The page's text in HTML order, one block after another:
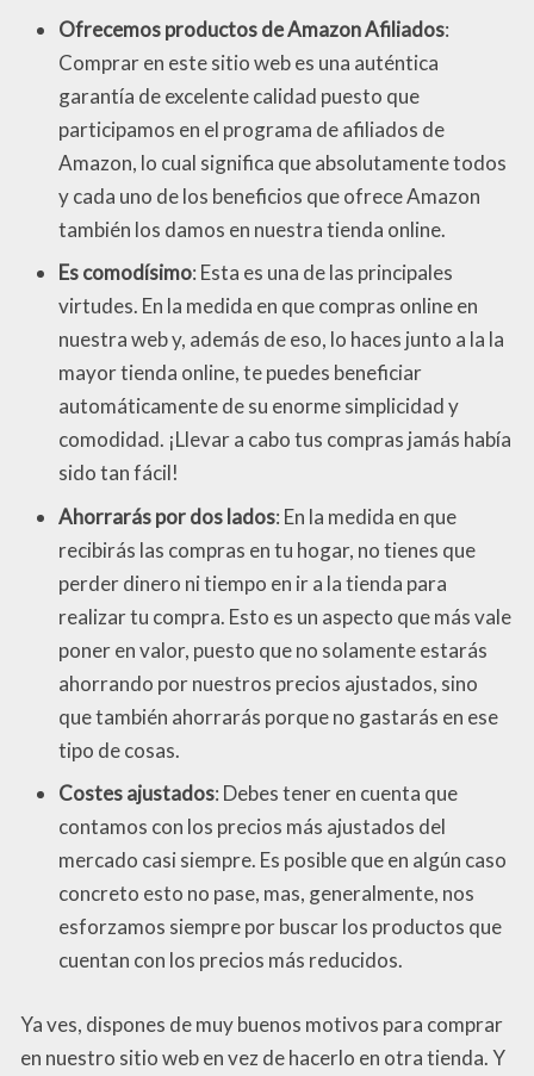
Ofrecemos productos de Amazon Afiliados:
Comprar en este sitio web es una auténtica
garantía de excelente calidad puesto que
participamos en el programa de afiliados de
Amazon, lo cual significa que absolutamente todos
y cada uno de los beneficios que ofrece Amazon
también los damos en nuestra tienda online.
Es comodísimo: Esta es una de las principales
virtudes. En la medida en que compras online en
nuestra web y, además de eso, lo haces junto a la la
mayor tienda online, te puedes beneficiar
automáticamente de su enorme simplicidad y
comodidad. ¡Llevar a cabo tus compras jamás había
sido tan fácil!
Ahorrarás por dos lados: En la medida en que
recibirás las compras en tu hogar, no tienes que
perder dinero ni tiempo en ir a la tienda para
realizar tu compra. Esto es un aspecto que más vale
poner en valor, puesto que no solamente estarás
ahorrando por nuestros precios ajustados, sino
que también ahorrarás porque no gastarás en ese
tipo de cosas.
Costes ajustados: Debes tener en cuenta que
contamos con los precios más ajustados del
mercado casi siempre. Es posible que en algún caso
concreto esto no pase, mas, generalmente, nos
esforzamos siempre por buscar los productos que
cuentan con los precios más reducidos.
Ya ves, dispones de muy buenos motivos para comprar
en nuestro sitio web en vez de hacerlo en otra tienda. Y